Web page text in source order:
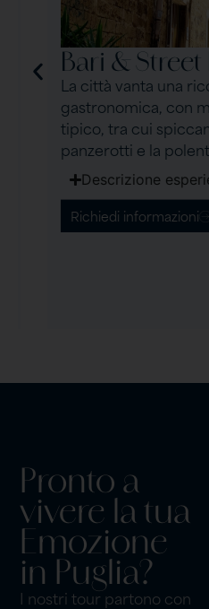
Bari & Street
La città vanta una ricca
gastronomica, con
tipico, tra cui spiccano
panzerotti e la polenta
Descrizione esperienza
Richiedi informazioni
Pronto a
vivere la tua
Emozione
in Puglia?
I nostri tour partono con